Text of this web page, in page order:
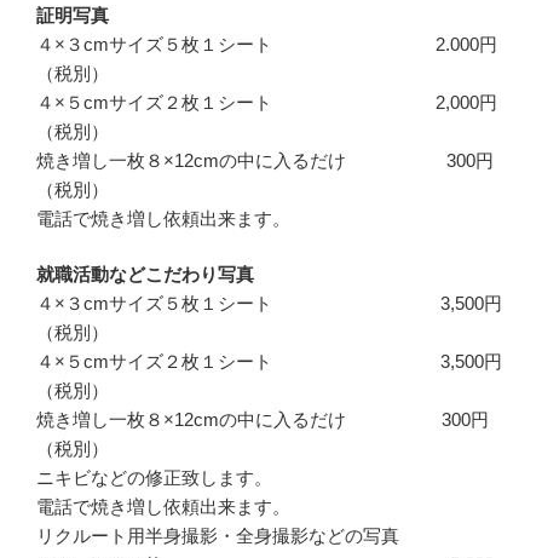
証明写真
４×３cmサイズ５枚１シート 2.000円
（税別）
４×５cmサイズ２枚１シート 2,000円
（税別）
焼き増し一枚８×12cmの中に入るだけ 300円
（税別）
電話で焼き増し依頼出来ます。
就職活動などこだわり写真
４×３cmサイズ５枚１シート 3,500円
（税別）
４×５cmサイズ２枚１シート 3,500円
（税別）
焼き増し一枚８×12cmの中に入るだけ 300円
（税別）
ニキビなどの修正致します。
電話で焼き増し依頼出来ます。
リクルート用半身撮影・全身撮影などの写真